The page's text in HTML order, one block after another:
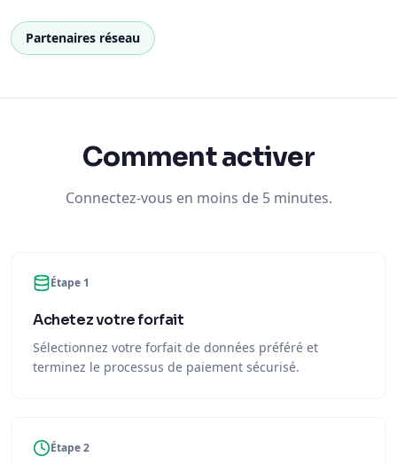
Partenaires réseau
Comment activer
Connectez-vous en moins de 5 minutes.
Étape 1
Achetez votre forfait
Sélectionnez votre forfait de données préféré et
terminez le processus de paiement sécurisé.
Étape 2